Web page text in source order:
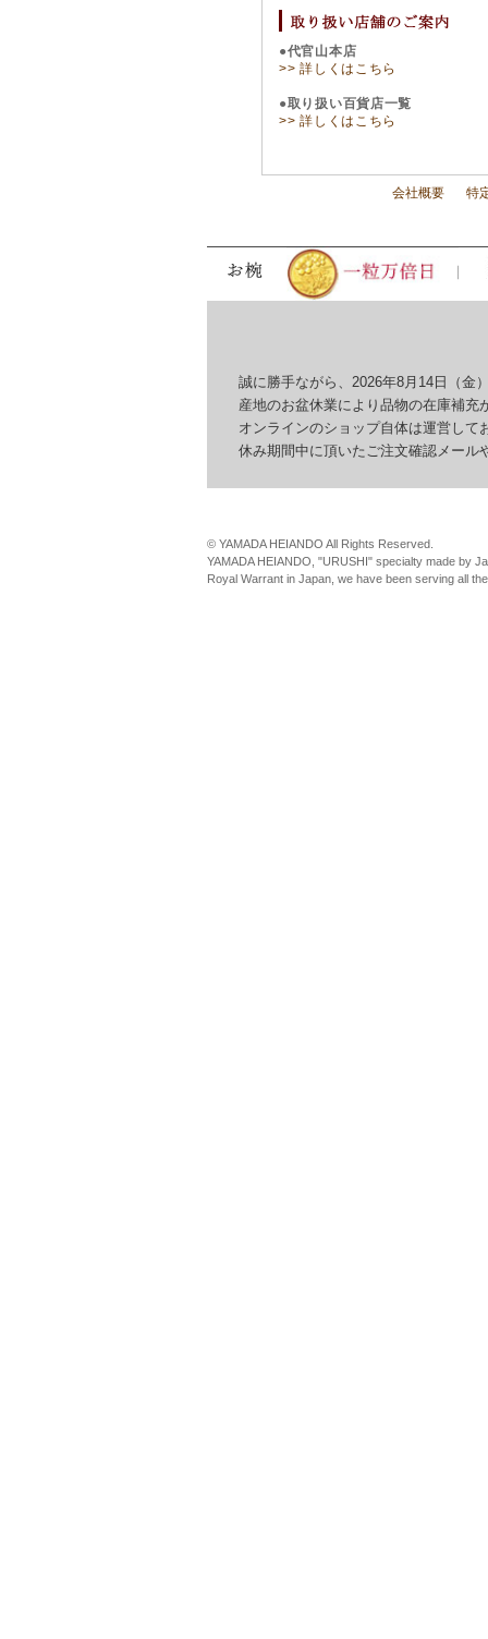
●代官山本店
>> 詳しくはこちら
●取り扱い百貨店一覧
>> 詳しくはこちら
会社概要 特
誠に勝手ながら、2026年8月14日（金）
産地のお盆休業により品物の在庫補充が
オンラインのショップ自体は運営して
休み期間中に頂いたご注文確認メール
© YAMADA HEIANDO All Rights Reserved.
YAMADA HEIANDO, "URUSHI" specialty made by
Royal Warrant in Japan, we have been serving all